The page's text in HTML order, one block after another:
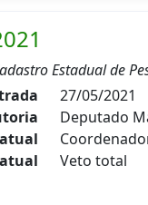
Estadual de
27/05/2021
Deputado
Veto total